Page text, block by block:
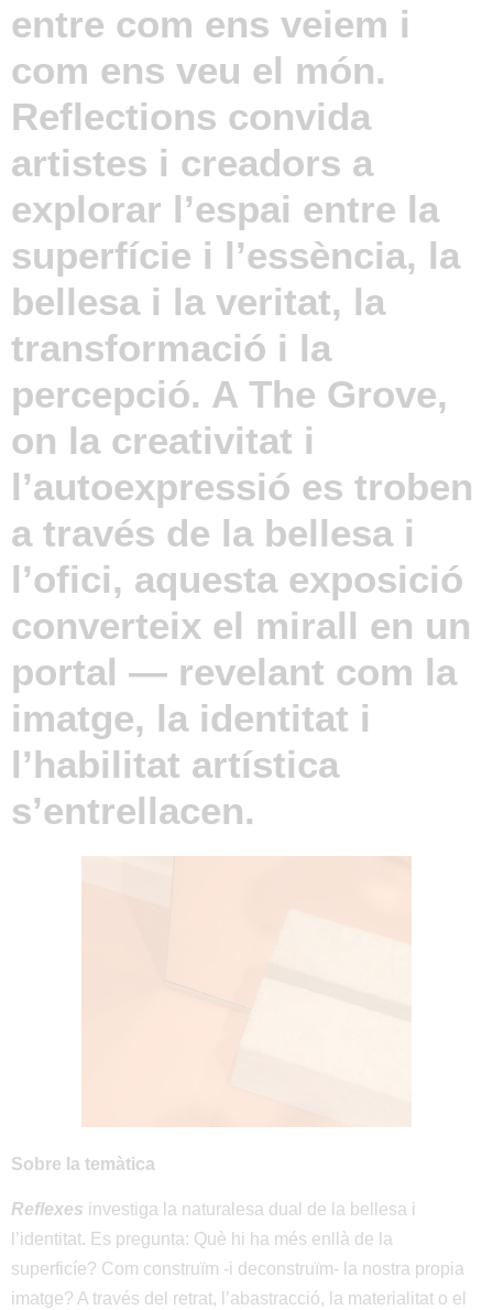
entre com ens veiem i
com ens veu el món.
Reflections convida
artistes i creadors a
explorar l’espai entre la
superfície i l’essència, la
bellesa i la veritat, la
transformació i la
percepció. A The Grove,
on la creativitat i
l’autoexpressió es troben
a través de la bellesa i
l’ofici, aquesta exposició
converteix el mirall en un
portal — revelant com la
imatge, la identitat i
l’habilitat artística
s’entrellacen.
Sobre la temàtica
Reflexes investiga la naturalesa dual de la bellesa i
l’identitat. Es pregunta: Què hi ha més enllà de la
superficíe? Com construïm -i deconstruïm- la nostra propia
imatge? A través del retrat, l’abastracció, la materialitat o el